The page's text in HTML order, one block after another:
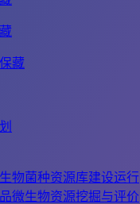
藏
物菌种资源库建设运行
微生物资源挖掘与评价